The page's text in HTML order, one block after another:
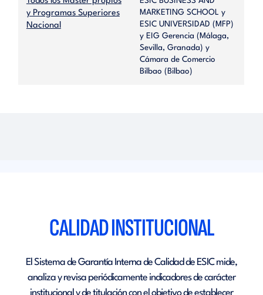
y Programas Superiores
Nacional
MARKETING SCHOOL y
ESIC UNIVERSIDAD (MFP)
y EIG Gerencia (Málaga,
Sevilla, Granada) y
Cámara de Comercio
Bilbao (Bilbao)
CALIDAD INSTITUCIONAL
El Sistema de Garantía Interna de Calidad de ESIC mide,
analiza y revisa periódicamente indicadores de carácter
institucional y de titulación con el objetivo de establecer